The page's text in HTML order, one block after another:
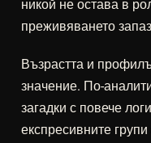
никой не остава в
преживяването
Възрастта и
значение. По-
загадки с повече
експресивните